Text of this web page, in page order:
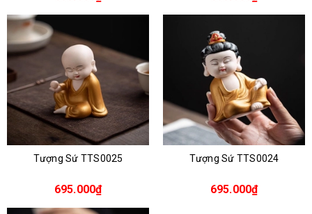
Tượng Sứ TTS0025
695.000₫
Tượng Sứ TTS0024
695.000₫